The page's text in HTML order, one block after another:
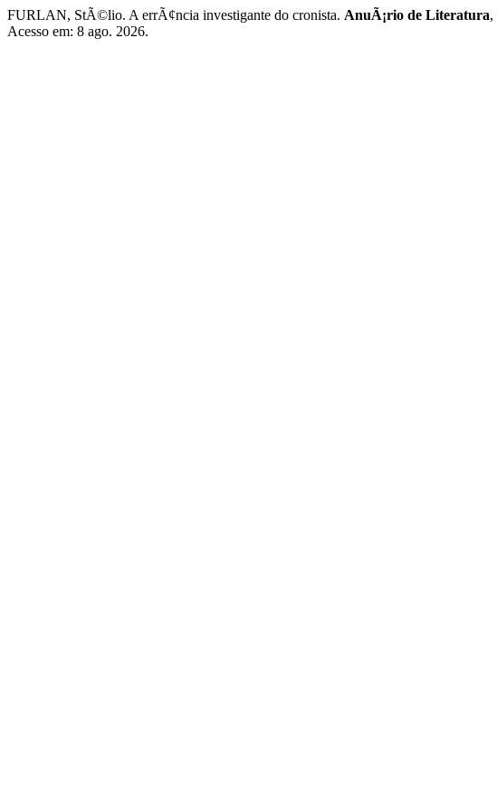
FURLAN, StÃ©lio. A errÃ¢ncia investigante do cronista. AnuÃ¡rio de Literatura,
Acesso em: 8 ago. 2026.